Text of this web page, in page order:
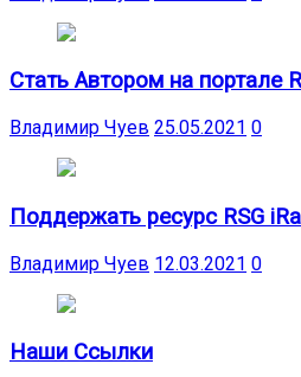
Стать Автором на портале
Владимир Чуев 25.05.2021 0
Поддержать ресурс RSG
Владимир Чуев 12.03.2021 0
Наши Ссылки